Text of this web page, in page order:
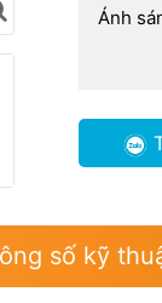
Ánh
số kỹ